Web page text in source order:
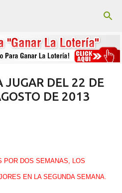
principal
JUGAR DEL 22 DE
DE 2013
POR DOS SEMANAS, LOS
EN LA SEGUNDA SEMANA.